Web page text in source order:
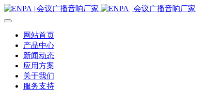
网站首页
产品中心
新闻动态
应用方案
关于我们
服务支持